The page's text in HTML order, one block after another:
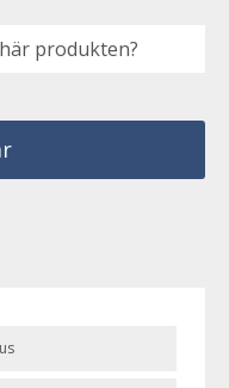
produkten?